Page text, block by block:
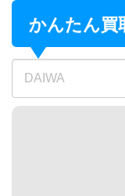
turi20260805（
ダイワ 荒法師
釣具買取クーポ
turi20260806
ダイワ 荒法師
未使用
ダイワ 荒法師
かんたん買